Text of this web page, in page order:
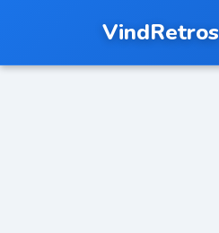
VindRetros